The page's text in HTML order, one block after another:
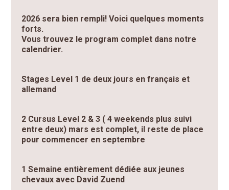
2026 sera bien rempli! Voici quelques moments
forts.
Vous trouvez le program complet dans notre
calendrier.
Stages Level 1 de deux jours en français et
allemand
2 Cursus Level 2 & 3 ( 4 weekends plus suivi
entre deux) mars est complet, il reste de place
pour commencer en septembre
1 Semaine entièrement dédiée aux jeunes
chevaux avec David Zuend